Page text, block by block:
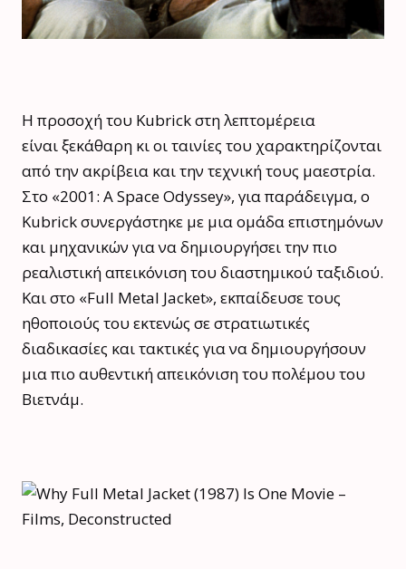
Η προσοχή του Kubrick στη λεπτομέρεια
είναι ξεκάθαρη κι οι ταινίες του χαρακτηρίζονται
από την ακρίβεια και την τεχνική τους μαεστρία.
Στο «2001: A Space Odyssey», για παράδειγμα, ο
Kubrick συνεργάστηκε με μια ομάδα επιστημόνων
και μηχανικών για να δημιουργήσει την πιο
ρεαλιστική απεικόνιση του διαστημικού ταξιδιού.
Και στο «Full Metal Jacket», εκπαίδευσε τους
ηθοποιούς του εκτενώς σε στρατιωτικές
διαδικασίες και τακτικές για να δημιουργήσουν
μια πιο αυθεντική απεικόνιση του πολέμου του
Βιετνάμ.